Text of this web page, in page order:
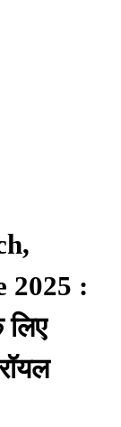
2025 :